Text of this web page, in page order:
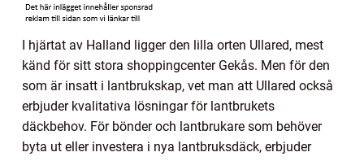
I hjärtat av Halland ligger den lilla orten Ullared, mest
känd för sitt stora shoppingcenter Gekås. Men för den
som är insatt i lantbrukskap, vet man att Ullared också
erbjuder kvalitativa lösningar för lantbrukets
däckbehov. För bönder och lantbrukare som behöver
byta ut eller investera i nya lantbruksdäck, erbjuder